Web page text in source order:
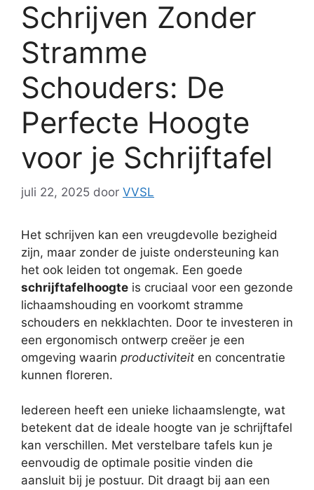
Schrijven Zonder
Stramme
Schouders: De
Perfecte Hoogte
voor je Schrijftafel
juli 22, 2025 door VVSL
Het schrijven kan een vreugdevolle bezigheid
zijn, maar zonder de juiste ondersteuning kan
het ook leiden tot ongemak. Een goede
schrijftafelhoogte is cruciaal voor een gezonde
lichaamshouding en voorkomt stramme
schouders en nekklachten. Door te investeren in
een ergonomisch ontwerp creëer je een
omgeving waarin productiviteit en concentratie
kunnen floreren.
Iedereen heeft een unieke lichaamslengte, wat
betekent dat de ideale hoogte van je schrijftafel
kan verschillen. Met verstelbare tafels kun je
eenvoudig de optimale positie vinden die
aansluit bij je postuur. Dit draagt bij aan een